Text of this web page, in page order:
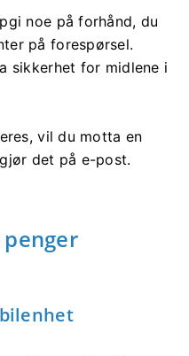
noe på forhånd, du
på forespørsel.
sikkerhet for midlene i
vil du motta en
det på e-post.